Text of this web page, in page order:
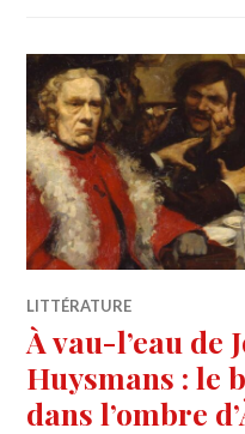
LITTÉRATURE
À vau-l’eau de
Huysmans : le
dans l’ombre